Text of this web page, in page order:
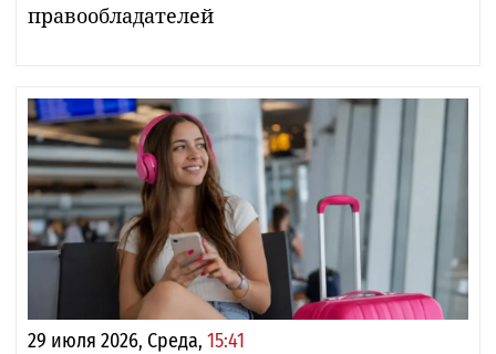
правообладателей
29 июля 2026, Среда, 15:41